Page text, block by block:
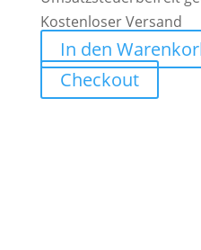
war:
18,00 €
ist:
5,40 €.
Kostenloser Versand
In den
Checkout